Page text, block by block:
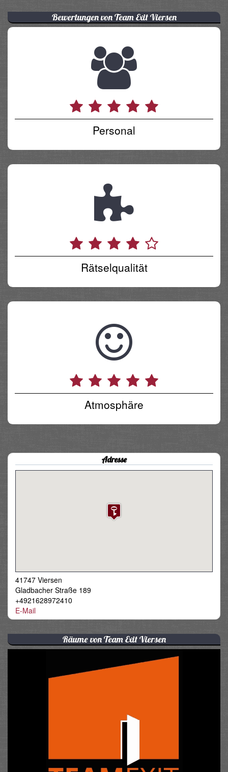
Bewertungen von Team Exit Viersen
Personal
Rätselqualität
Atmosphäre
Adresse
41747 Viersen
Gladbacher Straße 189
+4921628972410
E-Mail
Räume von Team Exit Viersen